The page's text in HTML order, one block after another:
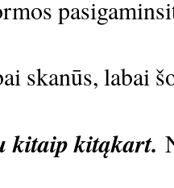
skanūs, labai
kitaip kitąkart.